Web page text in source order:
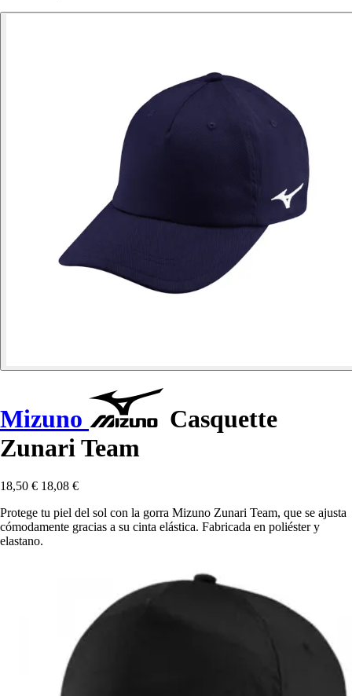
Mizuno
Casquette
Zunari Team
18,50 € 18,08 €
Protege tu piel del sol con la gorra Mizuno Zunari Team, que se ajusta
cómodamente gracias a su cinta elástica. Fabricada en poliéster y
elastano.